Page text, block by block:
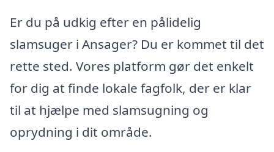
Er du på udkig efter en pålidelig
slamsuger i Ansager? Du er kommet til det
rette sted. Vores platform gør det enkelt
for dig at finde lokale fagfolk, der er klar
til at hjælpe med slamsugning og
oprydning i dit område.